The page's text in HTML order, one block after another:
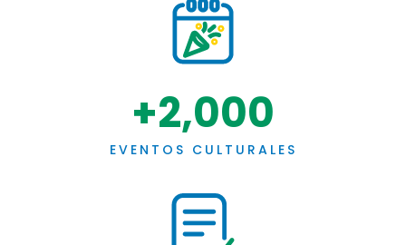
+2,000
EVENTOS CULTURALES